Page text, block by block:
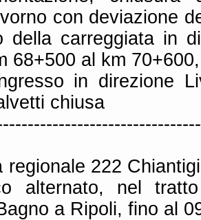
con deviazione
della carreggiata in
68+500 al km
in direzione
chiusa
regionale 222
alternato, nel
a Ripoli, fino al